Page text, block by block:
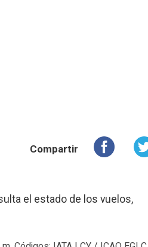
Compartir
el estado de los vuelos,